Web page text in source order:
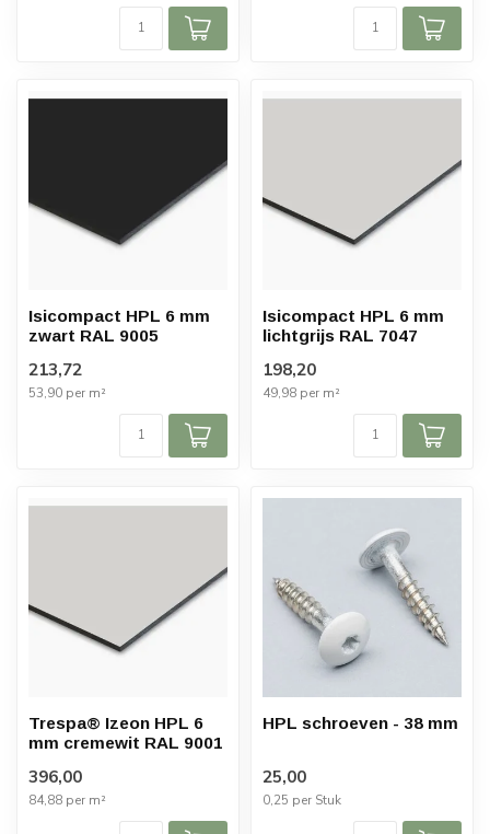
Isicompact HPL 6 mm
zwart RAL 9005
213,72
53,90 per m²
Isicompact HPL 6 mm
lichtgrijs RAL 7047
198,20
49,98 per m²
Trespa® Izeon HPL 6
mm cremewit RAL 9001
396,00
84,88 per m²
HPL schroeven - 38 mm
25,00
0,25 per Stuk